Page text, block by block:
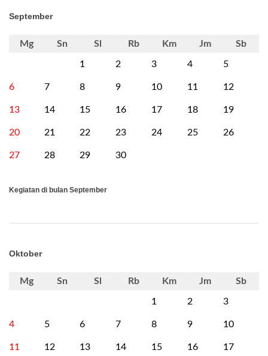
September
Mg Sn Sl Rb Km Jm Sb
1 2 3 4 5
6 7 8 9 10 11 12
13 14 15 16 17 18 19
20 21 22 23 24 25 26
27 28 29 30
Kegiatan di bulan September
Oktober
Mg Sn Sl Rb Km Jm Sb
1 2 3
4 5 6 7 8 9 10
11 12 13 14 15 16 17